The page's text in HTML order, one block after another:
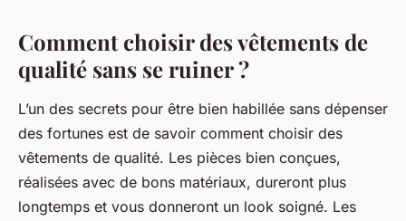
Comment choisir des vêtements de
qualité sans se ruiner ?
L’un des secrets pour être bien habillée sans dépenser
des fortunes est de savoir comment choisir des
vêtements de qualité. Les pièces bien conçues,
réalisées avec de bons matériaux, dureront plus
longtemps et vous donneront un look soigné. Les